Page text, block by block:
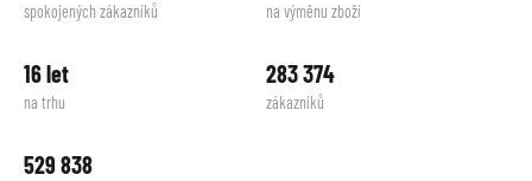
spokojených zákazníků na výměnu zboží
16 let
na trhu
283 374
zákazníků
529 838